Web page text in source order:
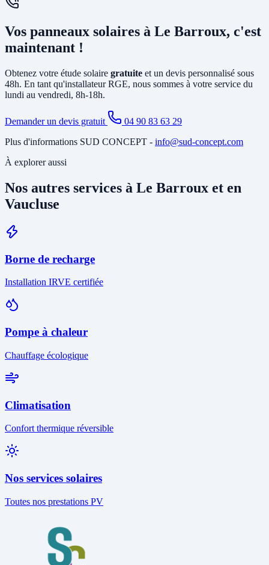
solution la plus rentable selon votre profil de consommation.
En général, non. L'installation photovoltaïque nécessite
existant et le tirage de câbles DC depuis la toiture. Si votre tableau
est ancien ou sous-dimensionné, une mise à jour partielle peut être
nécessaire. Notre étude gratuite à Le Barroux identifie tous les
Vos panneaux solaires à Le Barroux, c'est
maintenant !
Obtenez votre étude solaire gratuite et un devis personnalisé sous
48h. En tant qu'installateur RGE, nous sommes à votre service du
lundi au vendredi, 8h-18h.
Demander un devis gratuit
04 90 83 63 29
Plus d'informations SUD CONCEPT - info@sud-concept.com
À explorer aussi
Nos autres services à Le Barroux et en
Vaucluse
Borne de recharge
Installation IRVE certifiée
Pompe à chaleur
Chauffage écologique
Climatisation
Confort thermique réversible
Nos services solaires
Toutes nos prestations PV